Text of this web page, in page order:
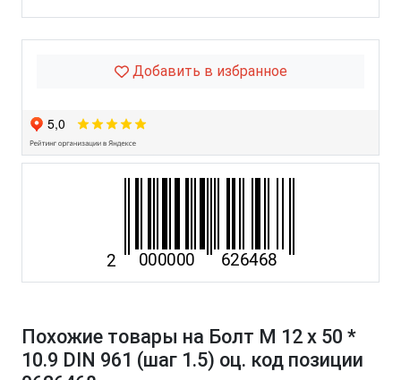
Добавить в избранное
Похожие товары на Болт М 12 х 50 *
10.9 DIN 961 (шаг 1.5) оц. код позиции